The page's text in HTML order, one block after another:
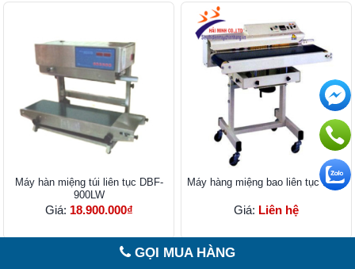
Máy hàn miệng túi liên tục DBF-
900LW
Giá: 18.900.000₫
Máy hàng miệng bao liên tục BD-7
Giá: Liên hệ
GỌI MUA HÀNG